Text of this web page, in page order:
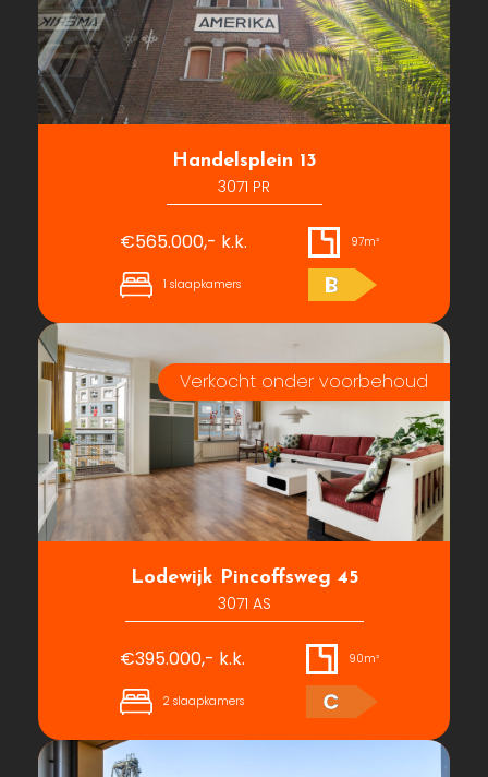
Handelsplein 13
3071 PR
€565.000,- k.k. 97m²
1 slaapkamers B
Lodewijk Pincoffsweg 45
3071 AS
€395.000,- k.k. 90m²
2 slaapkamers C